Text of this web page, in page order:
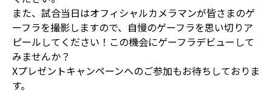
また、試合当日はオフィシャルカメラマンが皆さまのゲ
ーフラを撮影しますので、自慢のゲーフラを思い切りア
ピールしてください！この機会にゲーフラデビューして
みませんか？
Xプレゼントキャンペーンへのご参加もお待ちしておりま
す。